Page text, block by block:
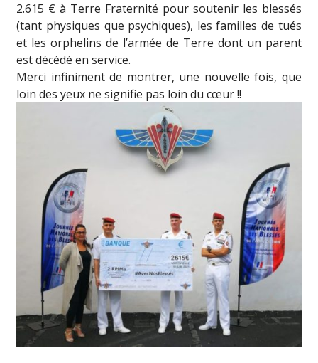
2.615 € à Terre Fraternité pour soutenir les blessés
(tant physiques que psychiques), les familles de tués
et les orphelins de l’armée de Terre dont un parent
est décédé en service.
Merci infiniment de montrer, une nouvelle fois, que
loin des yeux ne signifie pas loin du cœur !!